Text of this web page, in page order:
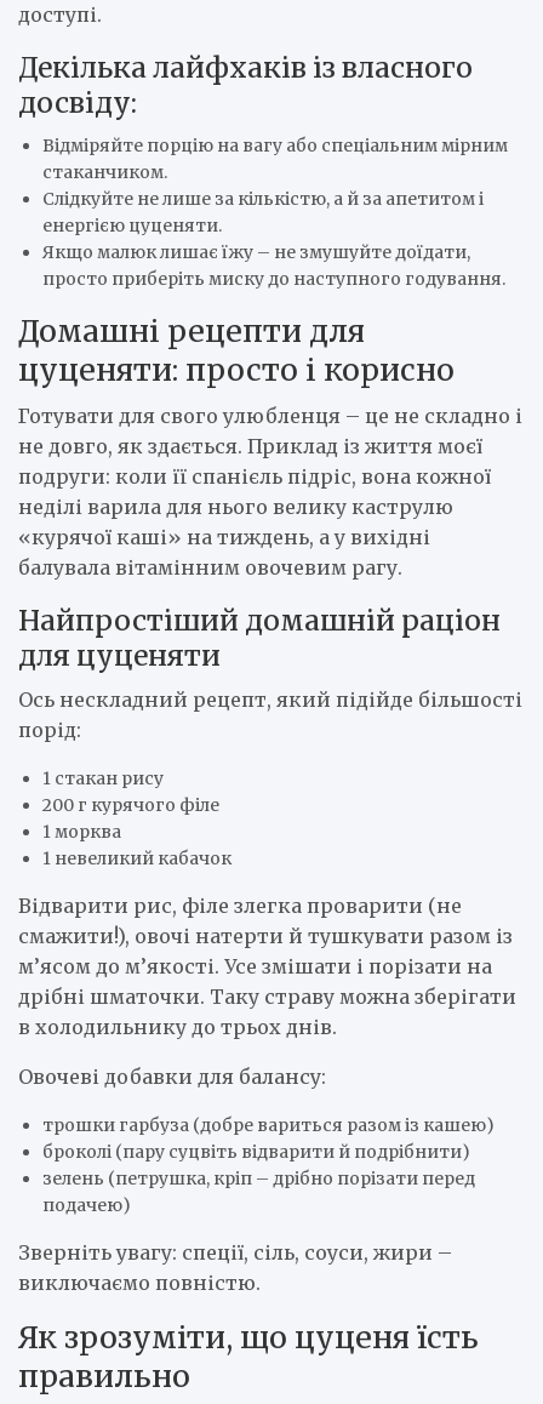
доступі.
Декілька лайфхаків із власного
досвіду:
Відміряйте порцію на вагу або спеціальним мірним
стаканчиком.
Слідкуйте не лише за кількістю, а й за апетитом і
енергією цуценяти.
Якщо малюк лишає їжу – не змушуйте доїдати,
просто приберіть миску до наступного годування.
Домашні рецепти для
цуценяти: просто і корисно
Готувати для свого улюбленця – це не складно і
не довго, як здається. Приклад із життя моєї
подруги: коли її спанієль підріс, вона кожної
неділі варила для нього велику каструлю
«курячої каші» на тиждень, а у вихідні
балувала вітамінним овочевим рагу.
Найпростіший домашній раціон
для цуценяти
Ось нескладний рецепт, який підійде більшості
порід:
1 стакан рису
200 г курячого філе
1 морква
1 невеликий кабачок
Відварити рис, філе злегка проварити (не
смажити!), овочі натерти й тушкувати разом із
м’ясом до м’якості. Усе змішати і порізати на
дрібні шматочки. Таку страву можна зберігати
в холодильнику до трьох днів.
Овочеві добавки для балансу:
трошки гарбуза (добре вариться разом із кашею)
броколі (пару суцвіть відварити й подрібнити)
зелень (петрушка, кріп – дрібно порізати перед
подачею)
Зверніть увагу: спеції, сіль, соуси, жири –
виключаємо повністю.
Як зрозуміти, що цуценя їсть
правильно